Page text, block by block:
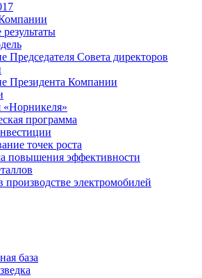
Председателя Совета директоров
Президента Компании
«Норникеля»
программа
точек роста
повышения эффективности
электромобилей
база